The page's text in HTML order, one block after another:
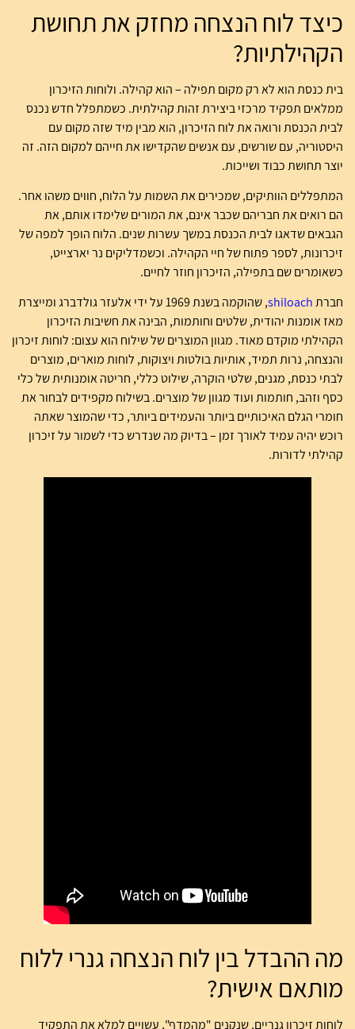
כיצד לוח הנצחה מחזק את תחושת
הקהילתיות?
בית כנסת הוא לא רק מקום תפילה – הוא קהילה. ולוחות הזיכרון
ממלאים תפקיד מרכזי ביצירת זהות קהילתית. כשמתפלל חדש נכנס
לבית הכנסת ורואה את לוח הזיכרון, הוא מבין מיד שזה מקום עם
היסטוריה, עם שורשים, עם אנשים שהקדישו את חייהם למקום הזה. זה
יוצר תחושת כבוד ושייכות.
המתפללים הוותיקים, שמכירים את השמות על הלוח, חווים משהו אחר.
הם רואים את חבריהם שכבר אינם, את המורים שלימדו אותם, את
הגבאים שדאגו לבית הכנסת במשך עשרות שנים. הלוח הופך למפה של
זיכרונות, לספר פתוח של חיי הקהילה. וכשמדליקים נר יארצייט,
כשאומרים שם בתפילה, הזיכרון חוזר לחיים.
חברתshiloach
, שהוקמה בשנת 1969 על ידי אלעזר גולדברג ומייצרת
מאז אומנות יהודית, שלטים וחותמות, הבינה את חשיבות הזיכרון
הקהילתי מוקדם מאוד. מגוון המוצרים של שילוח הוא עצום: לוחות זיכרון
והנצחה, נרות תמיד, אותיות בולטות ויצוקות, לוחות מוארים, מוצרים
לבתי כנסת, מגנים, שלטי הוקרה, שילוט כללי, חריטה אומנותית של כלי
כסף וזהב, חותמות ועוד מגוון של מוצרים. בשילוח מקפידים לבחור את
חומרי הגלם האיכותיים ביותר והעמידים ביותר, כדי שהמוצר שאתה
רוכש יהיה עמיד לאורך זמן – בדיוק מה שנדרש כדי לשמור על זיכרון
קהילתי לדורות.
מה ההבדל בין לוח הנצחה גנרי ללוח
מותאם אישית?
לוחות זיכרון גנריים, שנקנים "מהמדף", עשויים למלא את התפקיד